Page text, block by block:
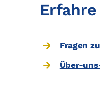
Erfahre
Fragen
Über-